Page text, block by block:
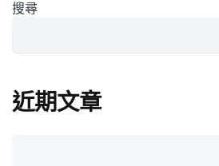
搜尋
近期文章